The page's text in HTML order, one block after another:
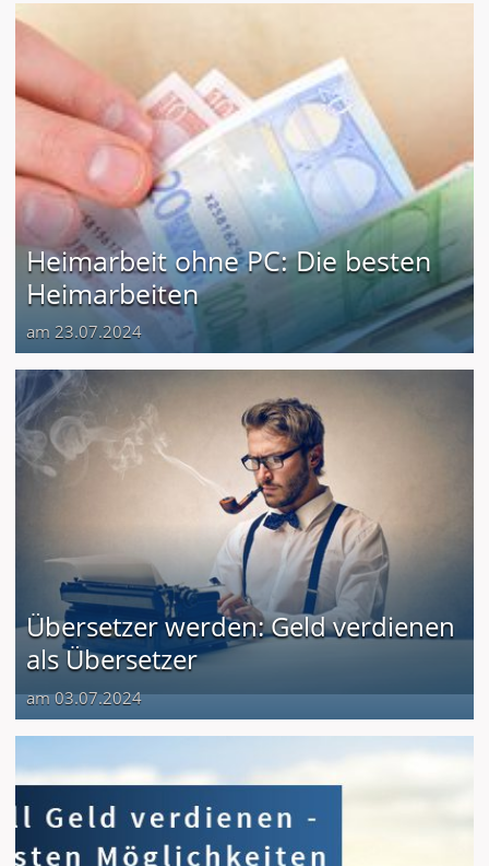
Heimarbeit ohne PC: Die besten
Heimarbeiten
am 23.07.2024
Übersetzer werden: Geld verdienen
als Übersetzer
am 03.07.2024